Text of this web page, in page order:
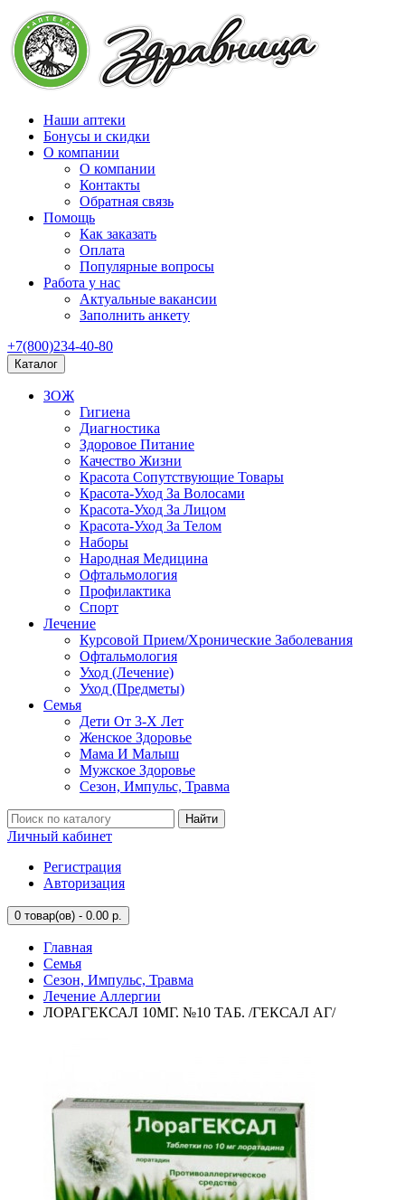
Наши аптеки
Бонусы и скидки
О компании
О компании
Контакты
Обратная связь
Помощь
Как заказать
Оплата
Популярные вопросы
Работа у нас
Актуальные вакансии
Заполнить анкету
+7(800)234-40-80
Каталог
ЗОЖ
Гигиена
Диагностика
Здоровое Питание
Качество Жизни
Красота Сопутствующие Товары
Красота-Уход За Волосами
Красота-Уход За Лицом
Красота-Уход За Телом
Наборы
Народная Медицина
Офтальмология
Профилактика
Спорт
Лечение
Курсовой Прием/Хронические Заболевания
Офтальмология
Уход (Лечение)
Уход (Предметы)
Семья
Дети От 3-Х Лет
Женское Здоровье
Мама И Малыш
Мужское Здоровье
Сезон, Импульс, Травма
Найти
Личный кабинет
Регистрация
Авторизация
0 товар(ов) - 0.00 р.
Главная
Семья
Сезон, Импульс, Травма
Лечение Аллергии
ЛОРАГЕКСАЛ 10МГ. №10 ТАБ. /ГЕКСАЛ АГ/